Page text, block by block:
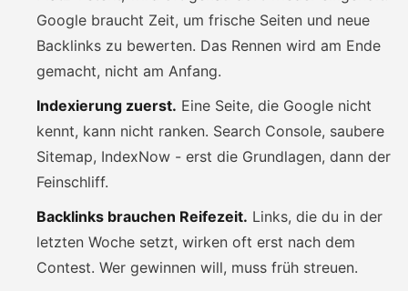
Google braucht Zeit, um frische Seiten und neue
Backlinks zu bewerten. Das Rennen wird am Ende
gemacht, nicht am Anfang.
Indexierung zuerst. Eine Seite, die Google nicht
kennt, kann nicht ranken. Search Console, saubere
Sitemap, IndexNow - erst die Grundlagen, dann der
Feinschliff.
Backlinks brauchen Reifezeit. Links, die du in der
letzten Woche setzt, wirken oft erst nach dem
Contest. Wer gewinnen will, muss früh streuen.